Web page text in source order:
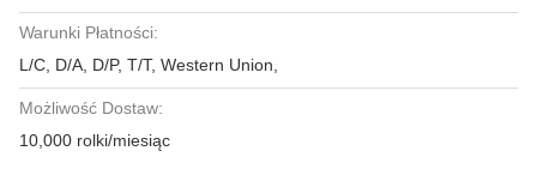
Warunki Płatności:
L/C, D/A, D/P, T/T, Western Union,
Możliwość Dostaw:
10,000 rolki/miesiąc